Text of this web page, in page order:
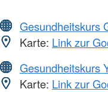
Gesundheitskurs
Karte: Link zur
Gesundheitskurs
Karte: Link zur